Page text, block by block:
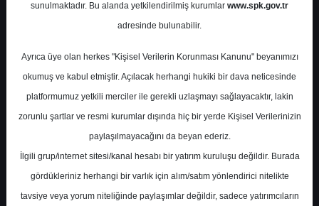
İntegral Yatırım 21 Temmuz 2025
Türkiye Sigorta Analist Toplantı Notları
sunulmaktadır. Bu alanda yetkilendirilmiş kurumlar www.spk.gov.tr
adresinde bulunabilir.
Ayrıca üye olan herkes "Kişisel Verilerin Korunması Kanunu" beyanımızı
okumuş ve kabul etmiştir. Açılacak herhangi hukiki bir dava neticesinde
platformumuz yetkili merciler ile gerekli uzlaşmayı sağlayacaktır, lakin
zorunlu şartlar ve resmi kurumlar dışında hiç bir yerde Kişisel Verilerinizin
paylaşılmayacağını da beyan ederiz.
İlgili grup/internet sitesi/kanal hesabı bir yatırım kuruluşu değildir. Burada
gördükleriniz herhangi bir varlık için alım/satım yönlendirici nitelikte
tavsiye veya yorum niteliğinde paylaşımlar değildir, sadece yatırımcıların